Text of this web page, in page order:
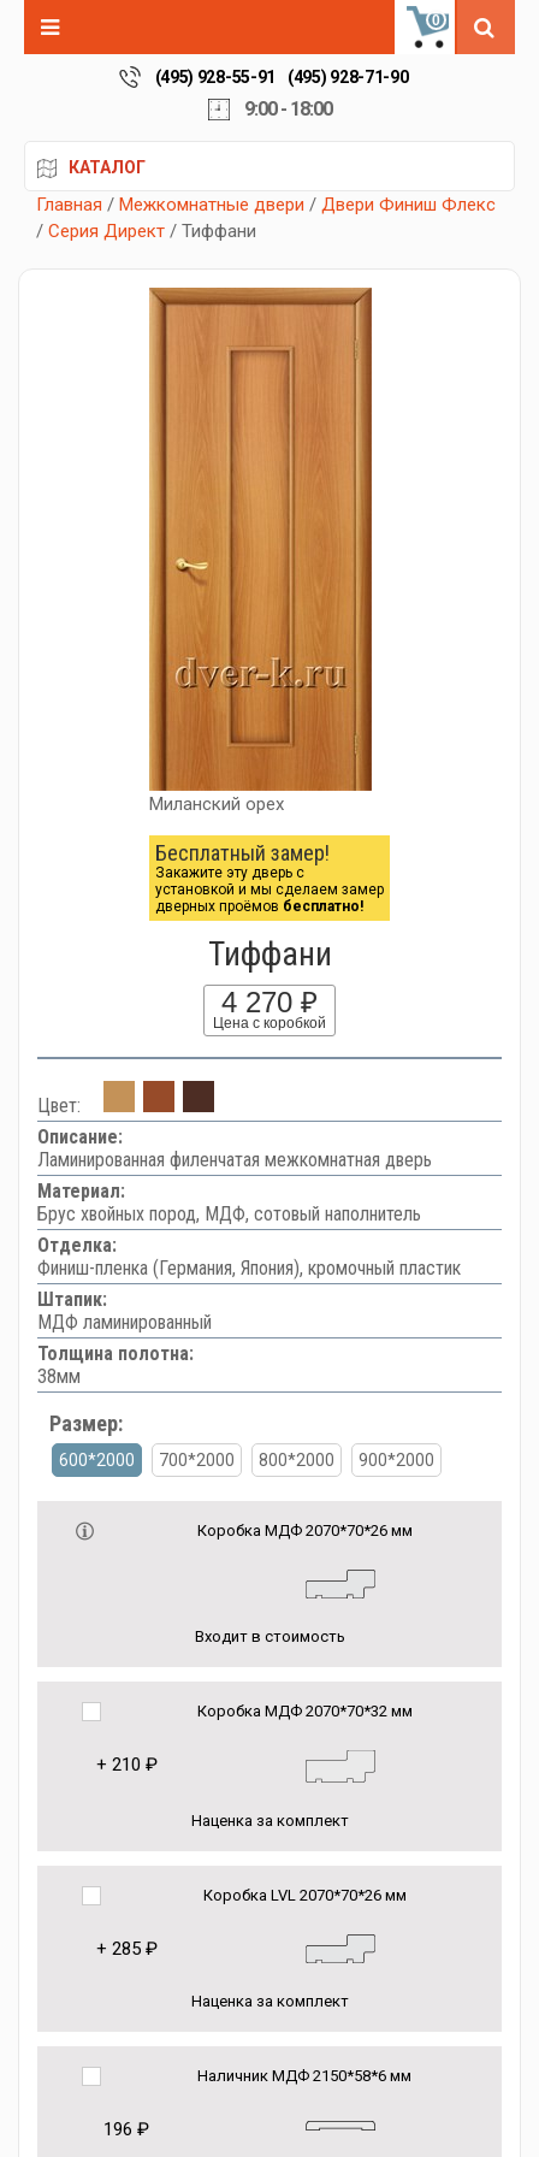
0
(495) 928-55-91 (495) 928-71-90
9:00 - 18:00
КАТАЛОГ
Главная / Межкомнатные двери / Двери Финиш Флекс
/ Серия Директ / Тиффани
Миланский орех
Бесплатный замер!
Закажите эту дверь с
установкой и мы сделаем замер
дверных проёмов бесплатно!
Тиффани
4 270 ₽
Цена с коробкой
Цвет:
Описание:
Ламинированная филенчатая межкомнатная дверь
Материал:
Брус хвойных пород, МДФ, сотовый наполнитель
Отделка:
Финиш-пленка (Германия, Япония), кромочный пластик
Штапик:
МДФ ламинированный
Толщина полотна:
38мм
Размер:
600*2000 700*2000 800*2000 900*2000
Коробка МДФ 2070*70*26 мм
Входит в стоимость
Коробка МДФ 2070*70*32 мм
+ 210 ₽
Наценка за комплект
Коробка LVL 2070*70*26 мм
+ 285 ₽
Наценка за комплект
Наличник МДФ 2150*58*6 мм
196 ₽